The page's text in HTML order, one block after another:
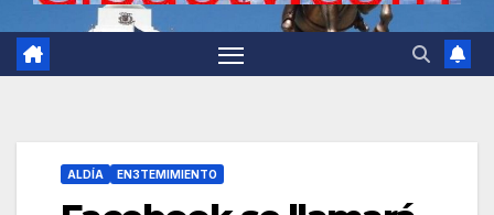
ALDÍA EN3TEMIMIENTO